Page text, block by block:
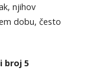
njihov
dobu, često
broj 5